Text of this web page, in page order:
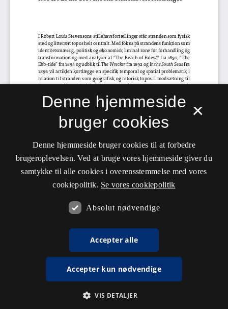
×
Denne hjemmeside
bruger cookies
Denne hjemmeside bruger cookies til at forbedre
brugeroplevelsen. Ved at bruge vores hjemmeside giver du
samtykke til alle cookies i overensstemmelse med vores
cookiepolitik. Se vores cookiepolitik
Absolut nødvendige
Accepter alle
Accepter kun nødvendige
VIS DETALJER